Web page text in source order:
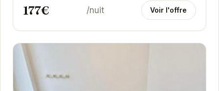
177€ /nuit Voir l'offre